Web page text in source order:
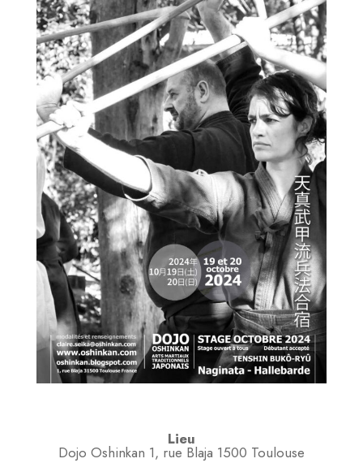
Lieu
Dojo Oshinkan 1, rue Blaja 1500 Toulouse